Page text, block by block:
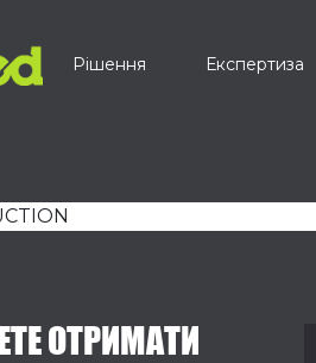
Рішення Експертиза
ОТРИМАТИ